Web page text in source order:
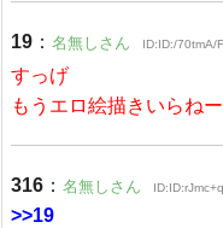
19 ： 名無しさん ID:ID:/70tmA/
すっげ
もうエロ絵描きいらね
316 ： 名無しさん
>>19